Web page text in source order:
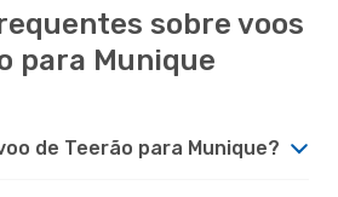
sobre voos
para Munique
de Teerão para Munique?